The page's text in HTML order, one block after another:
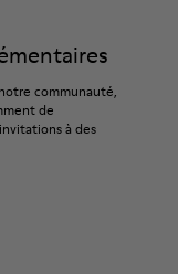
communauté,
de
à des